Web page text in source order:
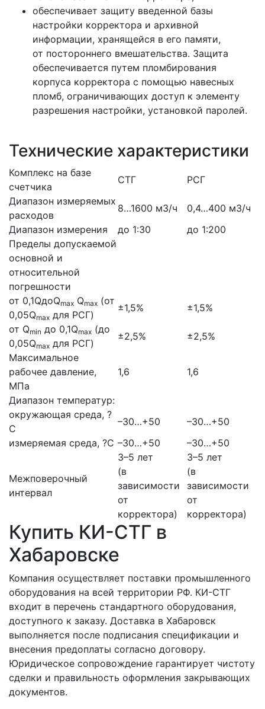
обеспечивает защиту введенной базы
настройки корректора и архивной
информации, хранящейся в его памяти,
от постороннего вмешательства. Защита
обеспечивается путем пломбирования
корпуса корректора с помощью навесных
пломб, ограничивающих доступ к элементу
разрешения настройки, установкой паролей.
Технические характеристики
Комплекс на базе
счетчика
СТГ
РСГ
Диапазон измеряемых
расходов
8…1600 м3/ч
0,4…400 м3/ч
Диапазон измерения
до 1:30
до 1:200
Пределы допускаемой
основной и
относительной
погрешности
от 0,1QдоQmax Qmax (от
0,05Qmax для РСГ)
±1,5%
±1,5%
от Qmin до 0,1Qmax (до
0,05Qmax для РСГ)
±2,5%
±2,5%
Максимальное
рабочее давление,
МПа
1,6 1,6
Диапазон температур:
окружающая среда, ?
С
–30…+50
–30…+50
измеряемая среда, ?С –30…+50 –30…+50
Межповерочный
интервал
3–5 лет
(в
зависимости
от
корректора)
3–5 лет
(в
зависимости
от
корректора)
Купить КИ-СТГ в
Хабаровске
Компания осуществляет поставки промышленного
оборудования на всей территории РФ. КИ-СТГ
входит в перечень стандартного оборудования,
доступного к заказу. Доставка в Хабаровск
выполняется после подписания спецификации и
внесения предоплаты согласно договору.
Юридическое сопровождение гарантирует чистоту
сделки и правильность оформления закрывающих
документов.